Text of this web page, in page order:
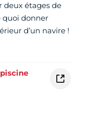
deux étages de
quoi donner
d’un navire !